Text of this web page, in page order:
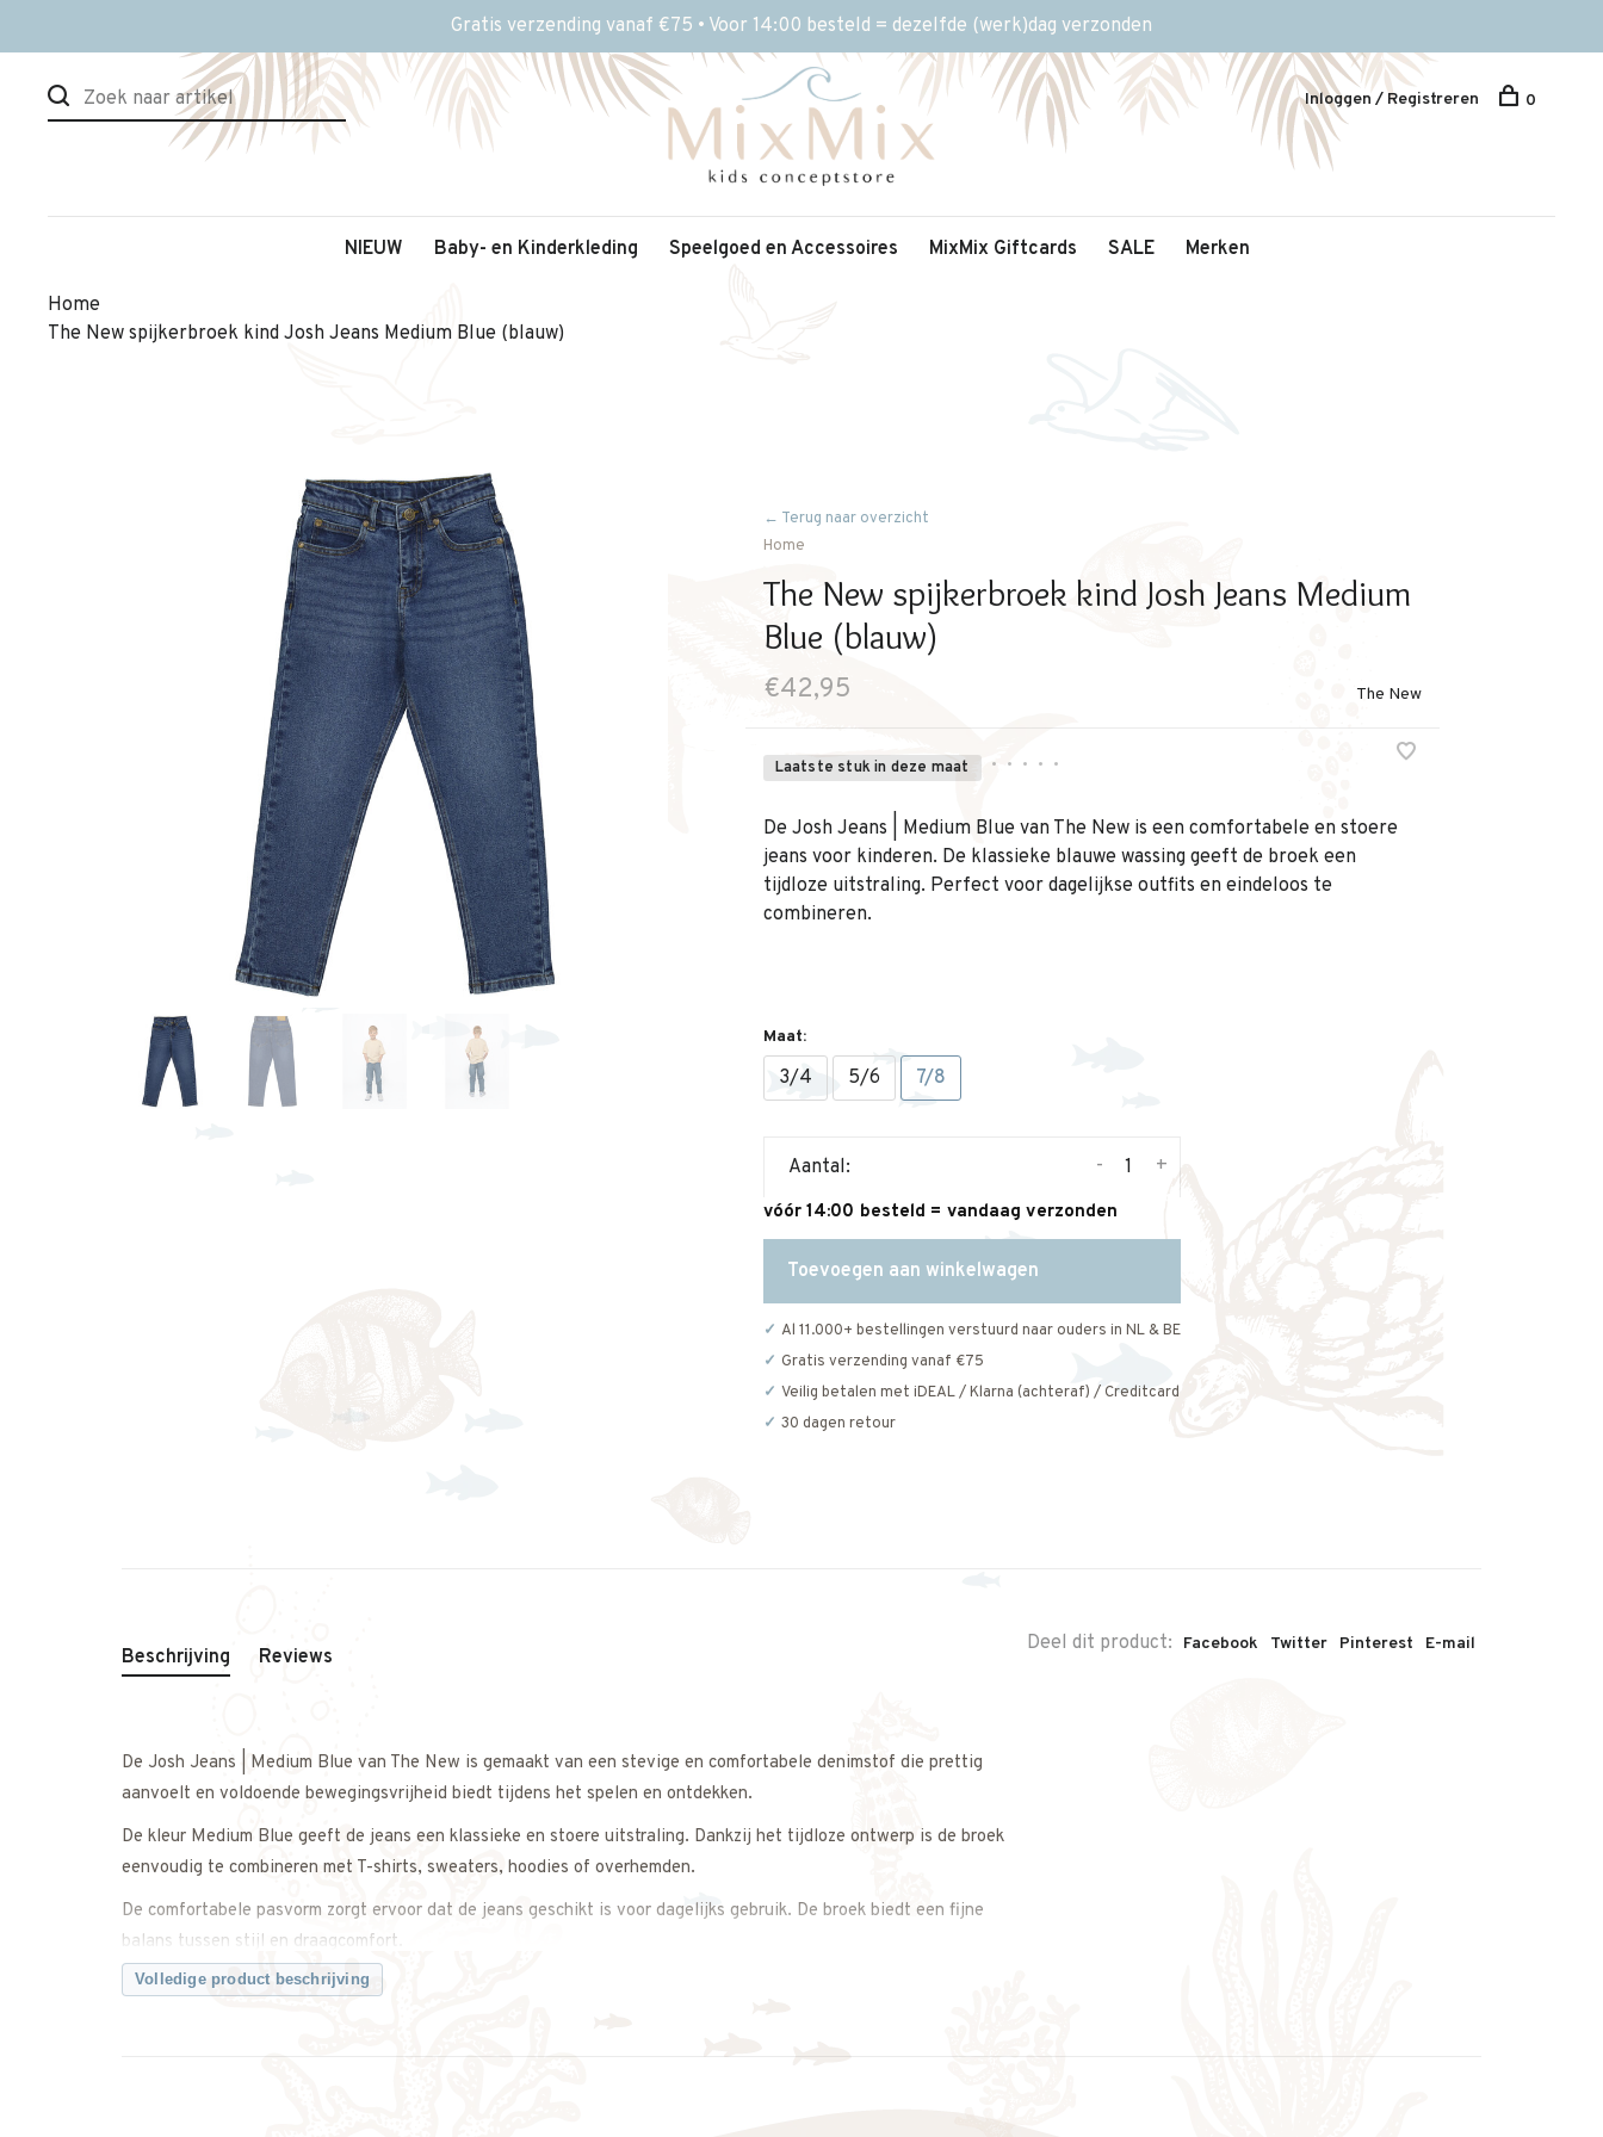
Gratis verzending vanaf €75 • Voor 14:00 besteld = dezelfde (werk)dag verzonden
NIEUW Baby- en Kinderkleding Speelgoed en Accessoires MixMix Giftcards SALE Merken
Inloggen / Registreren 0
Home
The New spijkerbroek kind Josh Jeans Medium Blue (blauw)
← Terug naar overzicht
Home
The New spijkerbroek kind Josh Jeans Medium
Blue (blauw)
€42,95 The New
Laatste stuk in deze maat • • • • •
De Josh Jeans | Medium Blue van The New is een comfortabele en stoere
jeans voor kinderen. De klassieke blauwe wassing geeft de broek een
tijdloze uitstraling. Perfect voor dagelijkse outfits en eindeloos te
combineren.
Maat:
3/4 5/6 7/8
Aantal: +
-
vóór 14:00 besteld = vandaag verzonden
Toevoegen aan winkelwagen
Al 11.000+ bestellingen verstuurd naar ouders in NL & BE
Gratis verzending vanaf €75
Veilig betalen met iDEAL / Klarna (achteraf) / Creditcard
30 dagen retour
Deel dit product: Facebook Twitter Pinterest E-mail
Beschrijving Reviews
De Josh Jeans | Medium Blue van The New is gemaakt van een stevige en comfortabele denimstof die prettig
aanvoelt en voldoende bewegingsvrijheid biedt tijdens het spelen en ontdekken.
De kleur Medium Blue geeft de jeans een klassieke en stoere uitstraling. Dankzij het tijdloze ontwerp is de broek
eenvoudig te combineren met T-shirts, sweaters, hoodies of overhemden.
De comfortabele pasvorm zorgt ervoor dat de jeans geschikt is voor dagelijks gebruik. De broek biedt een fijne
balans tussen stijl en draagcomfort.
Perfect voor schooldagen, buitenspelen of een casual outfit.
Volledige product beschrijving